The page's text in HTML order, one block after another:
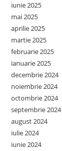
iunie 2025
mai 2025
aprilie 2025
martie 2025
februarie 2025
ianuarie 2025
decembrie 2024
noiembrie 2024
octombrie 2024
septembrie 2024
august 2024
iulie 2024
iunie 2024